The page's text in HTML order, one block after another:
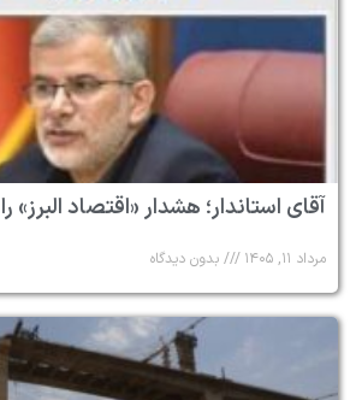
آقای استاندار؛ هشدار «اقتصاد البرز»
مرداد ۱۱, ۱۴۰۵ بدون دیدگاه